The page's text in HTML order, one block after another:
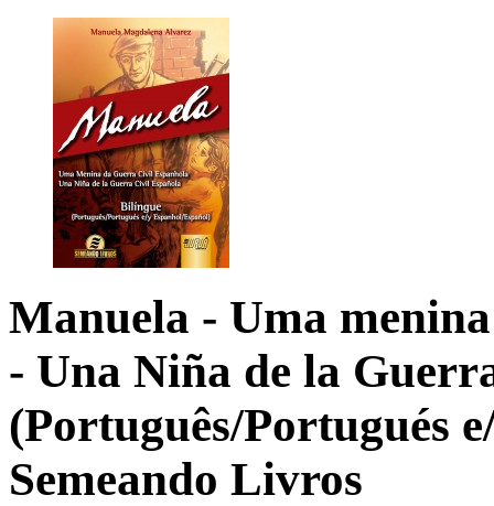
Manuela - Uma
- Una Niña de la
(Português/Portugués
Semeando Livros